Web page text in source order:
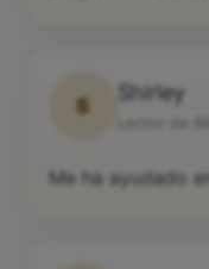
S
Shirley
Me ha ayudado